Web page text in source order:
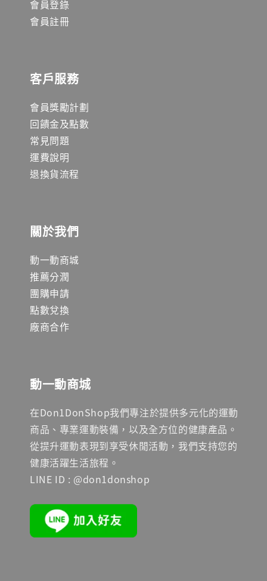
會員登錄
會員註冊
客戶服務
會員獎勵計劃
回饋金及點數
常見問題
運費說明
退換貨流程
關於我們
動一動商城
推薦分潤
團購申請
點數兌換
廠商合作
動一動商城
在Don1DonShop我們專注於提供多元化的運動
商品、專業運動裝備，以及全方位的健康產品。
從提升運動表現到享受休閒活動，我們支持您的
健康活躍生活旅程。
LINE ID : @don1donshop